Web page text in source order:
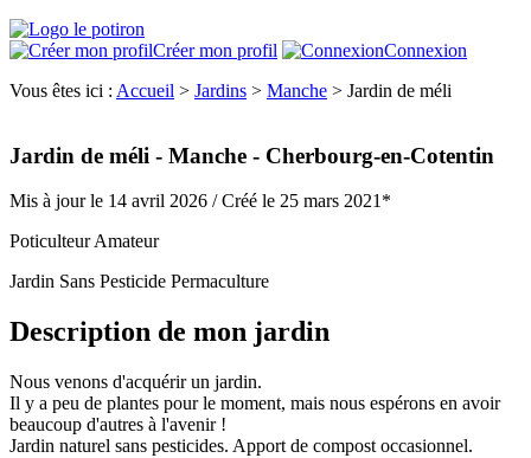
Créer mon profil
Connexion
Vous êtes ici : Accueil > Jardins > Manche > Jardin de méli
Jardin de méli - Manche - Cherbourg-en-Cotentin
Mis à jour le 14 avril 2026 /Créé le 25 mars 2021*
Poticulteur Amateur
Jardin Sans Pesticide Permaculture
Description de mon jardin
Nous venons d'acquérir un jardin.
Il y a peu de plantes pour le moment, mais nous espérons en avoir
beaucoup d'autres à l'avenir !
Jardin naturel sans pesticides. Apport de compost occasionnel.